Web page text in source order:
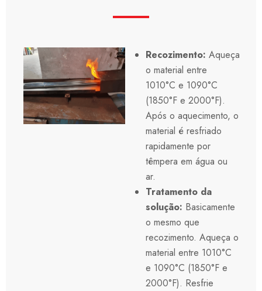
Recozimento: Aqueça
o material entre
1010°C e 1090°C
(1850°F e 2000°F).
Após o aquecimento, o
material é resfriado
rapidamente por
têmpera em água ou
ar.
Tratamento da
solução: Basicamente
o mesmo que
recozimento. Aqueça o
material entre 1010°C
e 1090°C (1850°F e
2000°F). Resfrie